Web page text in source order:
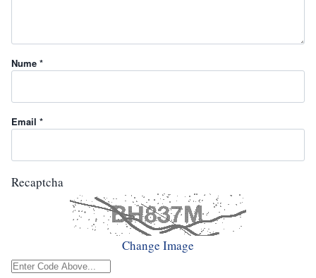
Nume *
Email *
Recaptcha
Change Image